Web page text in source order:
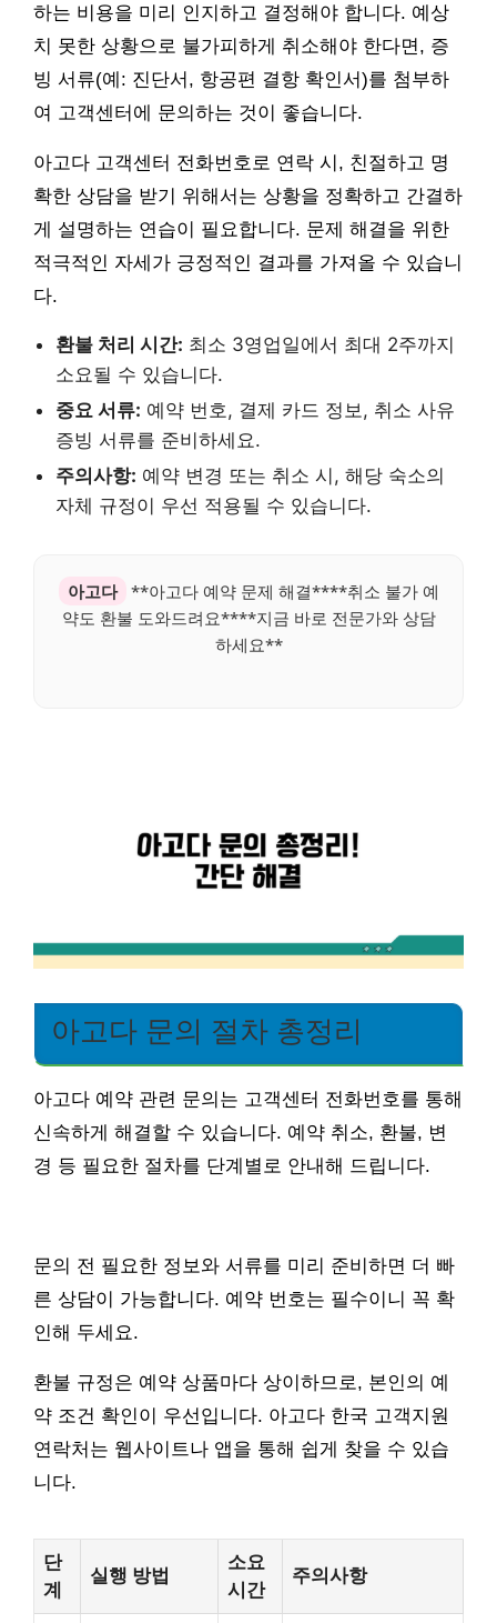
하는 비용을 미리 인지하고 결정해야 합니다. 예상
치 못한 상황으로 불가피하게 취소해야 한다면, 증
빙 서류(예: 진단서, 항공편 결항 확인서)를 첨부하
여 고객센터에 문의하는 것이 좋습니다.
아고다 고객센터 전화번호로 연락 시, 친절하고 명
확한 상담을 받기 위해서는 상황을 정확하고 간결하
게 설명하는 연습이 필요합니다. 문제 해결을 위한
적극적인 자세가 긍정적인 결과를 가져올 수 있습니
다.
환불 처리 시간: 최소 3영업일에서 최대 2주까지
소요될 수 있습니다.
중요 서류: 예약 번호, 결제 카드 정보, 취소 사유
증빙 서류를 준비하세요.
주의사항: 예약 변경 또는 취소 시, 해당 숙소의
자체 규정이 우선 적용될 수 있습니다.
아고다
**아고다 예약 문제 해결****취소 불가 예
약도 환불 도와드려요****지금 바로 전문가와 상담
하세요**
아고다 문의 절차 총정리
아고다 예약 관련 문의는 고객센터 전화번호를 통해
신속하게 해결할 수 있습니다. 예약 취소, 환불, 변
경 등 필요한 절차를 단계별로 안내해 드립니다.
문의 전 필요한 정보와 서류를 미리 준비하면 더 빠
른 상담이 가능합니다. 예약 번호는 필수이니 꼭 확
인해 두세요.
환불 규정은 예약 상품마다 상이하므로, 본인의 예
약 조건 확인이 우선입니다. 아고다 한국 고객지원
연락처는 웹사이트나 앱을 통해 쉽게 찾을 수 있습
니다.
단
계
실행 방법
소요
시간
주의사항